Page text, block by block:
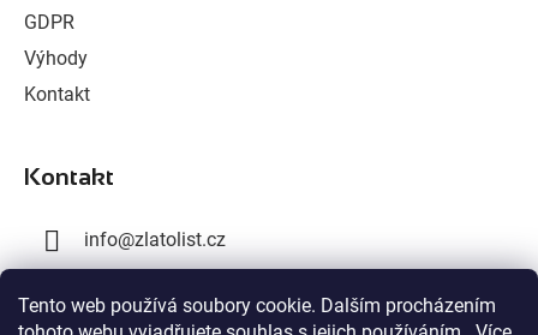
Tento web používá soubory cookie. Dalším procházením
GDPR
Výhody
Kontakt
Kontakt
info@zlatolist.cz
+420 777 300 576